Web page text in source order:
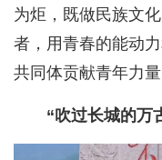
为炬，既做民族文
者，用青春的能动
共同体贡献青年力量
“吹过长城的万